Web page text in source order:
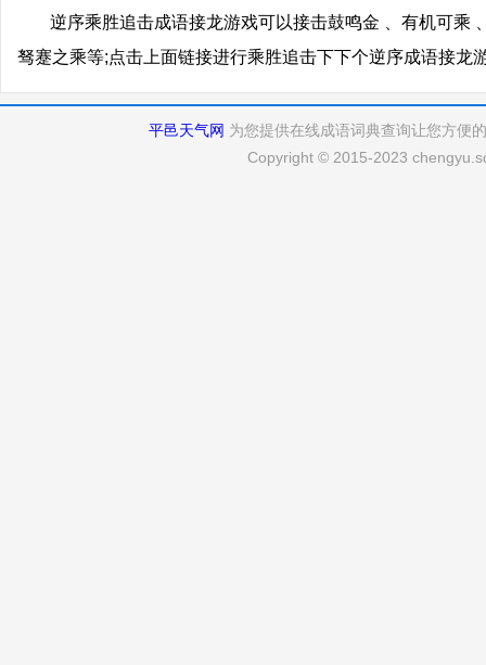
逆序乘胜追击成语接龙游戏可以接击鼓鸣金 、有机可乘
驽蹇之乘等;点击上面链接进行乘胜追击下下个逆序成语接龙
平邑天气网 为您提供在线成语词典查询让您方便
Copyright © 2015-2023